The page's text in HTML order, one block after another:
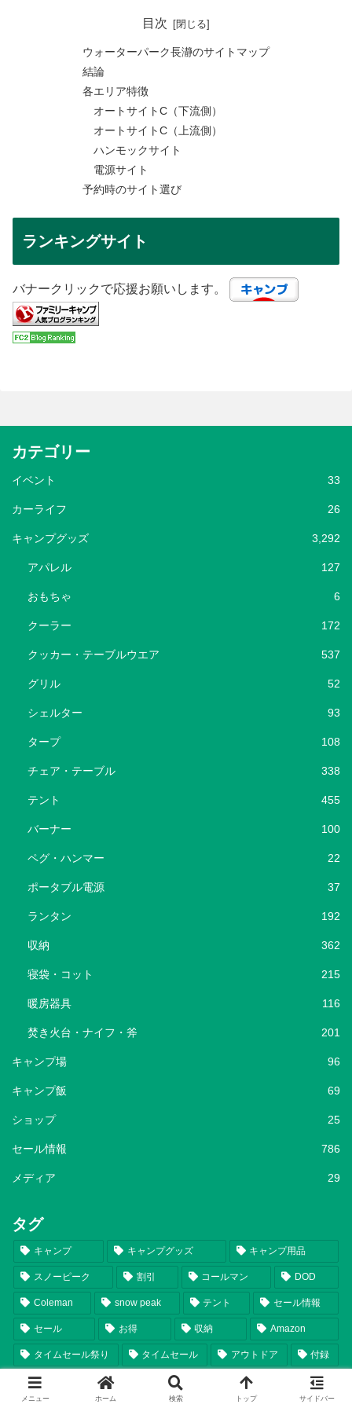
目次
ウォーターパーク長瀞のサイトマップ
結論
各エリア特徴
オートサイトC（下流側）
オートサイトC（上流側）
ハンモックサイト
電源サイト
予約時のサイト選び
ランキングサイト
バナークリックで応援お願いします。
カテゴリー
イベント 33
カーライフ 26
キャンプグッズ 3,292
アパレル 127
おもちゃ 6
クーラー 172
クッカー・テーブルウエア 537
グリル 52
シェルター 93
タープ 108
チェア・テーブル 338
テント 455
バーナー 100
ペグ・ハンマー 22
ポータブル電源 37
ランタン 192
収納 362
寝袋・コット 215
暖房器具 116
焚き火台・ナイフ・斧 201
キャンプ場 96
キャンプ飯 69
ショップ 25
セール情報 786
メディア 29
タグ
キャンプ キャンプグッズ キャンプ用品
スノーピーク 割引 コールマン DOD
Coleman snow peak テント セール情報
セール お得 収納 Amazon
タイムセール祭り タイムセール アウトドア 付録
コンパクト キャプテンスタッグ
メニュー ホーム 検索 トップ サイドバー